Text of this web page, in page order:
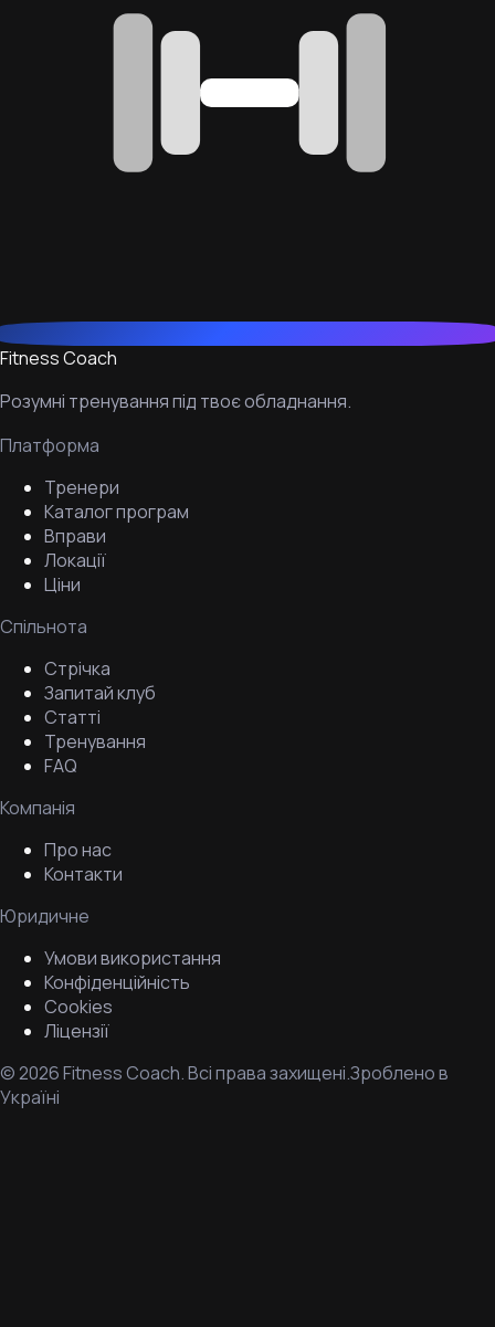
Fitness Coach
Розумні тренування під твоє обладнання.
Платформа
Тренери
Каталог програм
Вправи
Локації
Ціни
Спільнота
Стрічка
Запитай клуб
Статті
Тренування
FAQ
Компанія
Про нас
Контакти
Юридичне
Умови використання
Конфіденційність
Cookies
Ліцензії
©2026Fitness Coach.Всі права захищені.Зроблено в
Україні